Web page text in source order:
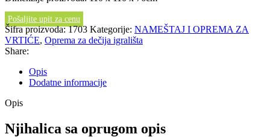
Pošaljite upit za cenu
Šifra proizvoda:1703 Kategorije: NAMEŠTAJ I OPREMA ZA
VRTIĆE, Oprema za dečija igrališta
Share:
Opis
Dodatne informacije
Opis
Njihalica sa oprugom opis